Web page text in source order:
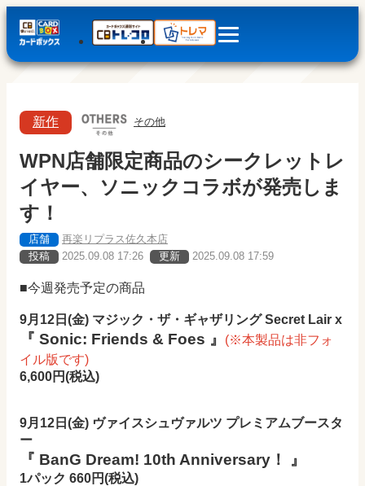
新作 その他
WPN店舗限定商品のシークレットレ
イヤー、ソニックコラボが発売しま
す！
店舗
再楽リプラス佐久本店
投稿
2025.09.08 17:26 更新 2025.09.08 17:59
■今週発売予定の商品
9月12日(金) マジック・ザ・ギャザリング Secret Lair x
『 Sonic: Friends & Foes 』
(※本製品は非フォ
イル版です)
6,600円(税込)
9月12日(金) ヴァイスシュヴァルツ プレミアムブースタ
ー
『 BanG Dream! 10th Anniversary！ 』
1パック 660円(税込)